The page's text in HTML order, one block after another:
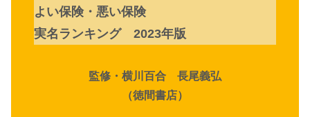
よい保険・悪い保険
実名ランキング 2023年版
監修・横川百合 長尾義弘
（徳間書店）